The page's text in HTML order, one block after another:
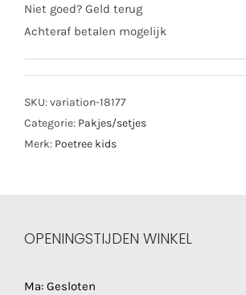
Niet goed? Geld terug
Achteraf betalen mogelijk
SKU:variation-18177
Categorie: Pakjes/setjes
Merk: Poetree kids
OPENINGSTIJDEN WINKEL
Ma: Gesloten